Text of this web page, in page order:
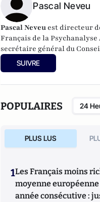
d'études, pôle sécurité-
criminologie du
Arts et Métiers.
Pascal Neveu
Pascal Neveu est directeur
Français de la
secrétaire général du
la Psychanalyse Active
responsable national de la
France(ODP).
SUIVRE
POPULAIRES 24
PLUS LUS
1Les Français moins
moyenne
année consécutive :